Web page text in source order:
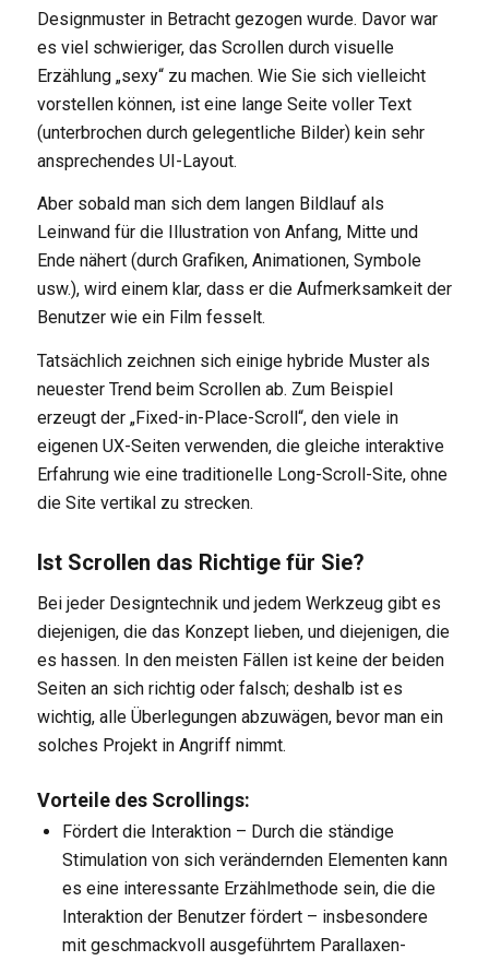
Designmuster in Betracht gezogen wurde. Davor war
es viel schwieriger, das Scrollen durch visuelle
Erzählung „sexy“ zu machen. Wie Sie sich vielleicht
vorstellen können, ist eine lange Seite voller Text
(unterbrochen durch gelegentliche Bilder) kein sehr
ansprechendes UI-Layout.
Aber sobald man sich dem langen Bildlauf als
Leinwand für die Illustration von Anfang, Mitte und
Ende nähert (durch Grafiken, Animationen, Symbole
usw.), wird einem klar, dass er die Aufmerksamkeit der
Benutzer wie ein Film fesselt.
Tatsächlich zeichnen sich einige hybride Muster als
neuester Trend beim Scrollen ab. Zum Beispiel
erzeugt der „Fixed-in-Place-Scroll“, den viele in
eigenen UX-Seiten verwenden, die gleiche interaktive
Erfahrung wie eine traditionelle Long-Scroll-Site, ohne
die Site vertikal zu strecken.
Ist Scrollen das Richtige für Sie?
Bei jeder Designtechnik und jedem Werkzeug gibt es
diejenigen, die das Konzept lieben, und diejenigen, die
es hassen. In den meisten Fällen ist keine der beiden
Seiten an sich richtig oder falsch; deshalb ist es
wichtig, alle Überlegungen abzuwägen, bevor man ein
solches Projekt in Angriff nimmt.
Vorteile des Scrollings:
Fördert die Interaktion – Durch die ständige
Stimulation von sich verändernden Elementen kann
es eine interessante Erzählmethode sein, die die
Interaktion der Benutzer fördert – insbesondere
mit geschmackvoll ausgeführtem Parallaxen-